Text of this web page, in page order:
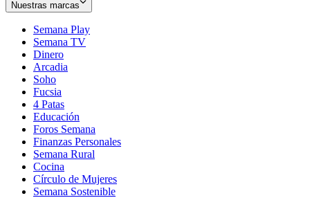
Nuestras marcas
Semana Play
Semana TV
Dinero
Arcadia
Soho
in
new
window
Fucsia
in
new
window
4 Patas
Educación
Foros Semana
Finanzas Personales
Semana Rural
Cocina
Círculo de Mujeres
Semana Sostenible